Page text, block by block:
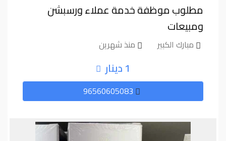
مطلوب موظفة خدمة عملاء ورسبشن
ومبيعات
مبارك الكبير منذ شهرين
1 دينار